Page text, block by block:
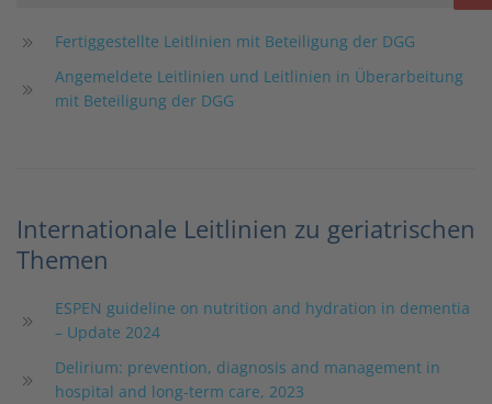
Fertiggestellte Leitlinien mit Beteiligung der DGG
Angemeldete Leitlinien und Leitlinien in Überarbeitung
mit Beteiligung der DGG
Internationale Leitlinien zu geriatrischen
Themen
ESPEN guideline on nutrition and hydration in dementia
– Update 2024
Delirium: prevention, diagnosis and management in
hospital and long-term care, 2023